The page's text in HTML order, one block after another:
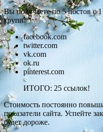
Вы получаете по 5 постов с
групп:
facebook.com
twitter.com
vk.com
ok.ru
pinterest.com
ИТОГО: 25 ссылок!
Стоимость постоянно
показатели сайта. Успейте
будет дороже.